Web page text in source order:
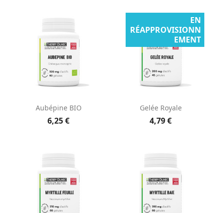
Aubépine BIO
6,25 €
Gelée Royale
4,79 €
EN
RÉAPPROVISIONN
EMENT